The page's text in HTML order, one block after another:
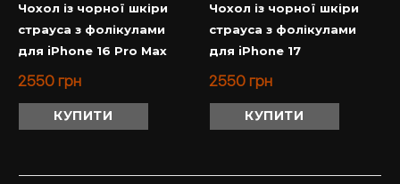
Чохол із чорної шкіри
страуса з фолікулами
для iPhone 16 Pro Max
2550 грн
КУПИТИ
Чохол із чорної шкіри
страуса з фолікулами
для iPhone 17
2550 грн
КУПИТИ